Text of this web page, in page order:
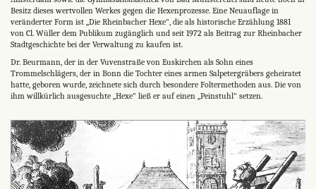
Besitz dieses wertvollen Werkes gegen die Hexenprozesse. Eine Neuauflage in
veränderter Form ist „Die Rheinbacher Hexe", die als historische Erzählung 1881
von Cl. Wüller dem Publikum zugänglich und seit 1972 als Beitrag zur Rheinbacher
Stadtgeschichte bei der Verwaltung zu kaufen ist.
Dr. Beurmann, der in der Vuvenstraße von Euskirchen als Sohn eines
Trommelschlägers, der in Bonn die Tochter eines armen Salpetergräbers geheiratet
hatte, geboren wurde, zeichnete sich durch besondere Foltermethoden aus. Die von
ihm willkürlich ausgesuchte „Hexe" ließ er auf einen „Peinstuhl" setzen.